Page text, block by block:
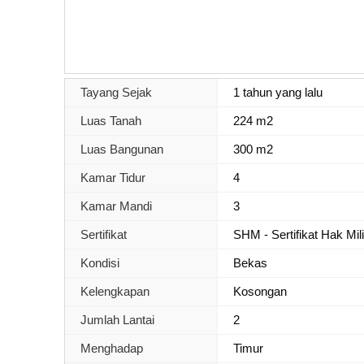
Tayang Sejak 1 tahun yang lalu
Luas Tanah 224 m2
Luas Bangunan 300 m2
Kamar Tidur 4
Kamar Mandi 3
Sertifikat SHM - Sertifikat Hak
Kondisi Bekas
Kelengkapan Kosongan
Jumlah Lantai 2
Menghadap Timur